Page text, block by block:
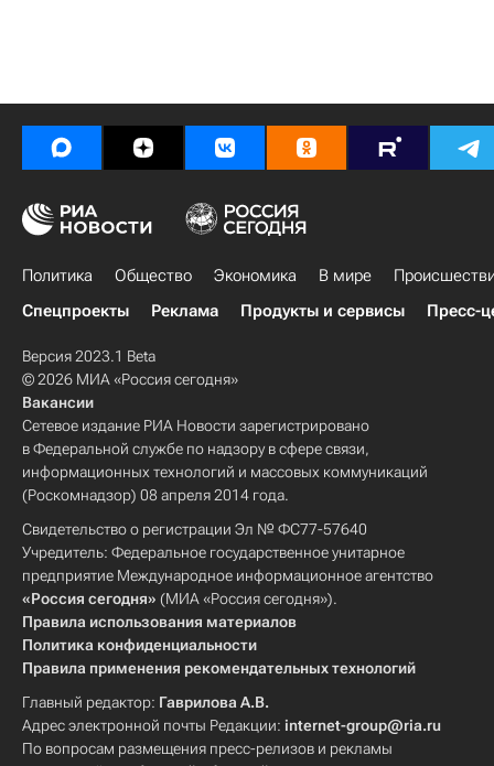
Политика Общество Экономика В мире
Спецпроекты
Реклама Продукты и сервисы Пресс-
Версия 2023.1 Beta
© 2026 МИА «Россия сегодня»
Вакансии
Сетевое издание РИА Новости зарегистрировано
в Федеральной службе по надзору в сфере связи,
информационных технологий и массовых коммуникаций
(Роскомнадзор) 08 апреля 2014 года.
Свидетельство о регистрации Эл № ФС77-57640
Учредитель: Федеральное государственное унитарное
предприятие Международное информационное агентство
«Россия сегодня» (МИА «Россия сегодня»).
Правила использования материалов
Политика конфиденциальности
Правила применения рекомендательных технологий
Главный редактор: Гаврилова А.В.
Адрес электронной почты Редакции: internet-group@ria.ru
По вопросам размещения пресс-релизов и рекламы